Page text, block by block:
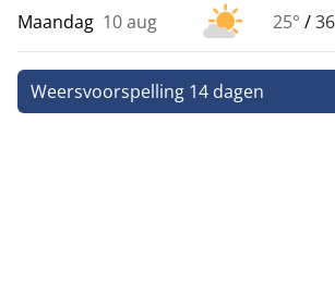
Maandag 10 aug 25° /
Weersvoorspelling 14 dagen